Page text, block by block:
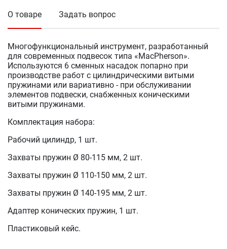
О товаре Задать вопрос
Многофункциональный инструмент, разработанный
для современных подвесок типа «MacPherson».
Используются 6 сменных насадок попарно при
производстве работ с цилиндрическими витыми
пружинами или вариативно - при обслуживании
элементов подвески, снабженных коническими
витыми пружинами.
Комплектация набора:
Рабочий цилиндр, 1 шт.
Захваты пружин Ø 80-115 мм, 2 шт.
Захваты пружин Ø 110-150 мм, 2 шт.
Захваты пружин Ø 140-195 мм, 2 шт.
Адаптер конических пружин, 1 шт.
Пластиковый кейс.